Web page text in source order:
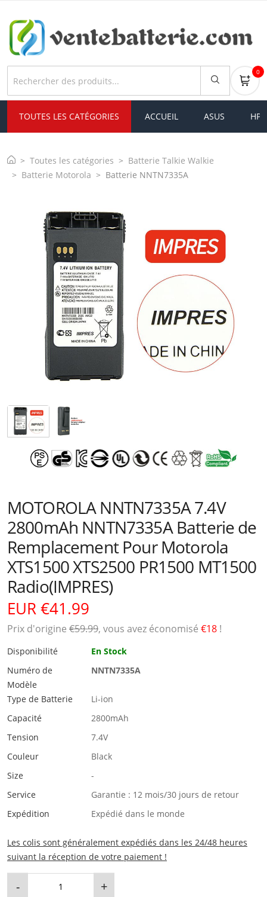
0
TOUTES LES CATÉGORIES ACCUEIL ASUS HP
Toutes les catégories
Batterie Talkie Walkie
Batterie Motorola
Batterie NNTN7335A
MOTOROLA NNTN7335A 7.4V
2800mAh NNTN7335A Batterie de
Remplacement Pour Motorola
XTS1500 XTS2500 PR1500 MT1500
Radio(IMPRES)
EUR €41.99
Prix ​​d'origine €59.99, vous avez économisé €18 !
Disponibilité
En Stock
Numéro de
Modèle
NNTN7335A
Type de Batterie
Li-ion
Capacité
2800mAh
Tension
7.4V
Couleur
Black
Size
-
Service
Garantie : 12 mois/30 jours de retour
Expédition
Expédié dans le monde
Les colis sont généralement expédiés dans les 24/48 heures
suivant la réception de votre paiement !
- +